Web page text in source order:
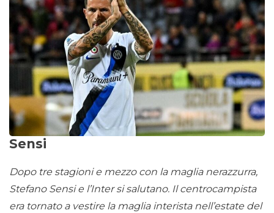
Sensi
Dopo tre stagioni e mezzo con la maglia nerazzurra,
Stefano Sensi e l’Inter si salutano. Il centrocampista
era tornato a vestire la maglia interista nell’estate del